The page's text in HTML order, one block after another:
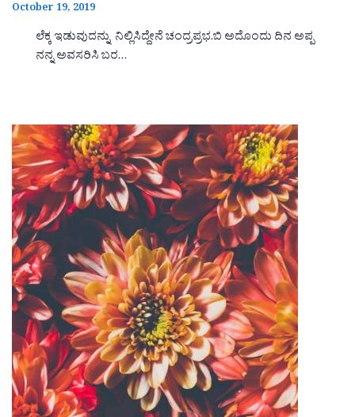
October 19, 2019
ಲೆಕ್ಕ ಇಡುವುದನ್ನು ನಿಲ್ಲಿಸಿದ್ದೇನೆ ಚಂದ್ರಪ್ರಭ.ಬಿ ಅದೊಂದು ದಿನ ಅಪ್ಪ
ನನ್ನ ಅವಸರಿಸಿ ಬರ…